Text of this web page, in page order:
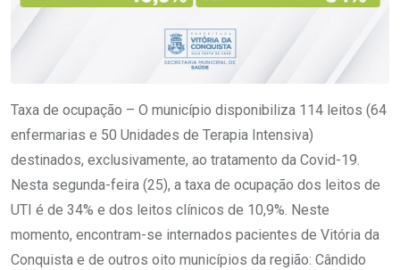
Taxa de ocupação – O município disponibiliza 114 leitos (64
enfermarias e 50 Unidades de Terapia Intensiva)
destinados, exclusivamente, ao tratamento da Covid-19.
Nesta segunda-feira (25), a taxa de ocupação dos leitos de
UTI é de 34% e dos leitos clínicos de 10,9%. Neste
momento, encontram-se internados pacientes de Vitória da
Conquista e de outros oito municípios da região: Cândido